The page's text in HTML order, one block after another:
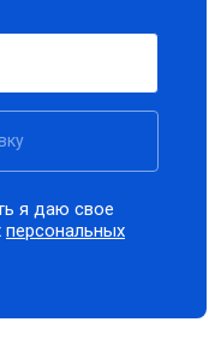
я даю свое
персональных